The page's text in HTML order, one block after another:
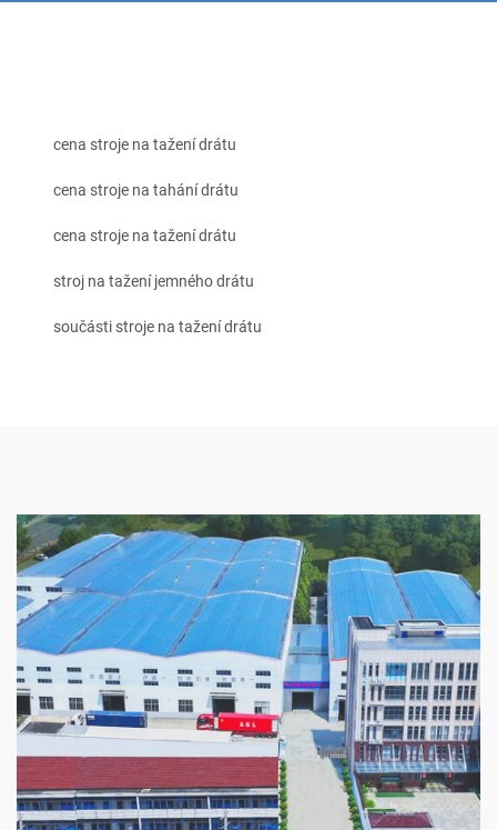
cena stroje na tažení drátu
cena stroje na tahání drátu
cena stroje na tažení drátu
stroj na tažení jemného drátu
součásti stroje na tažení drátu